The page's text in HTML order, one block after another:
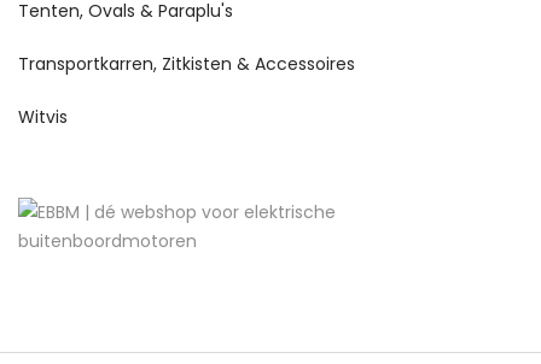
Tenten, Ovals & Paraplu's
Transportkarren, Zitkisten & Accessoires
Witvis